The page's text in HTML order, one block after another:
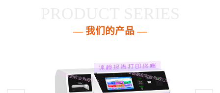
— 我们的产品 —